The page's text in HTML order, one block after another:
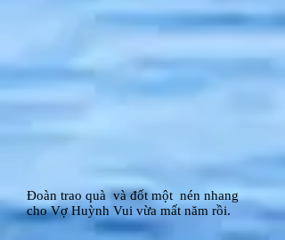
Đoàn trao quà và đốt một nén nhang
cho Vợ Huỳnh Vui vừa mất năm rồi.